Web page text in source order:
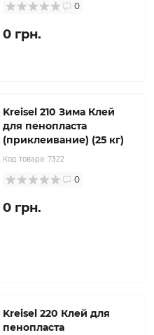
0
0 грн.
Kreisel 210 Зима Клей
для пенопласта
(приклеивание) (25 кг)
Код товара: 7322
0
0 грн.
Kreisel 220 Клей для
пенопласта